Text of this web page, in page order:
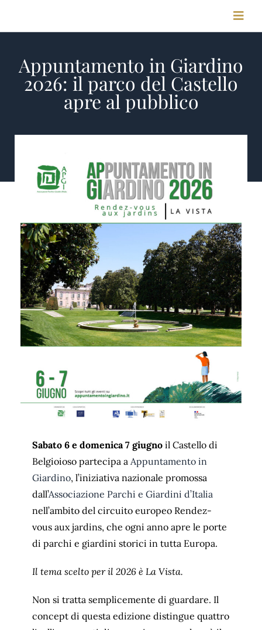
HOME
FOTO & VIDEO
Appuntamento in Giardino
2026: il parco del Castello
apre al pubblico
Sabato 6 e domenica 7 giugnoil Castello di
Belgioioso partecipa a Appuntamento in
Giardino, l’iniziativa nazionale promossa
dall’Associazione Parchi e Giardini d’Italia
nell’ambito del circuito europeo Rendez-
vous aux jardins, che ogni anno apre le porte
di parchi e giardini storici in tutta Europa.
Il tema scelto per il 2026 è La Vista.
Non si tratta semplicemente di guardare. Il
concept di questa edizione distingue quattro